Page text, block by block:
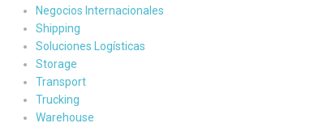
Negocios Internacionales
Shipping
Soluciones Logísticas
Storage
Transport
Trucking
Warehouse